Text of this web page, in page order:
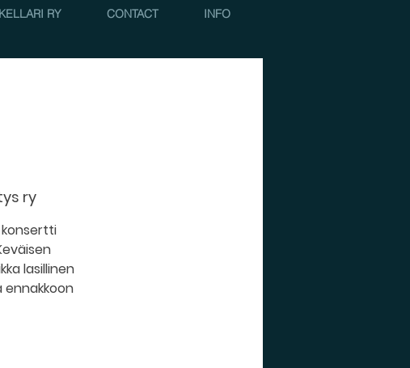
RY CONTACT INFO
ry
lasillinen
ennakkoon